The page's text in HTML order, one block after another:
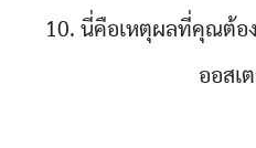
10. นี่คือเหตุผลที่คุณต้อ
ออสเ